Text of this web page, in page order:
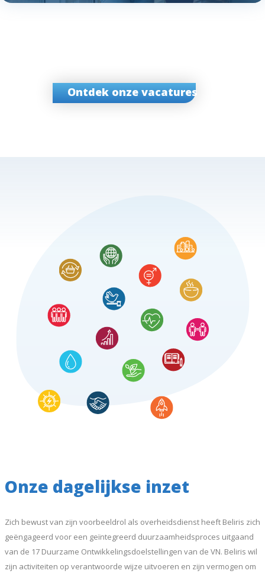
Ontdek onze vacatures
Onze dagelijkse inzet
Zich bewust van zijn voorbeeldrol als overheidsdienst heeft Beliris zich
geëngageerd voor een geïntegreerd duurzaamheidsproces uitgaand
van de 17 Duurzame Ontwikkelingsdoelstellingen van de VN. Beliris wil
zijn activiteiten op verantwoorde wijze uitvoeren en zijn vermogen om